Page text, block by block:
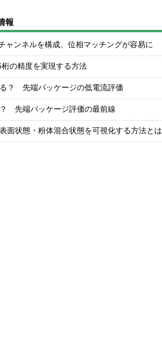
報
ャンネルを構成、位相マッチングが容易に
の精度を実現する方法
？ 先端パッケージの低電流評価
先端パッケージ評価の最前線
面状態・粉体混合状態を可視化する方法とは